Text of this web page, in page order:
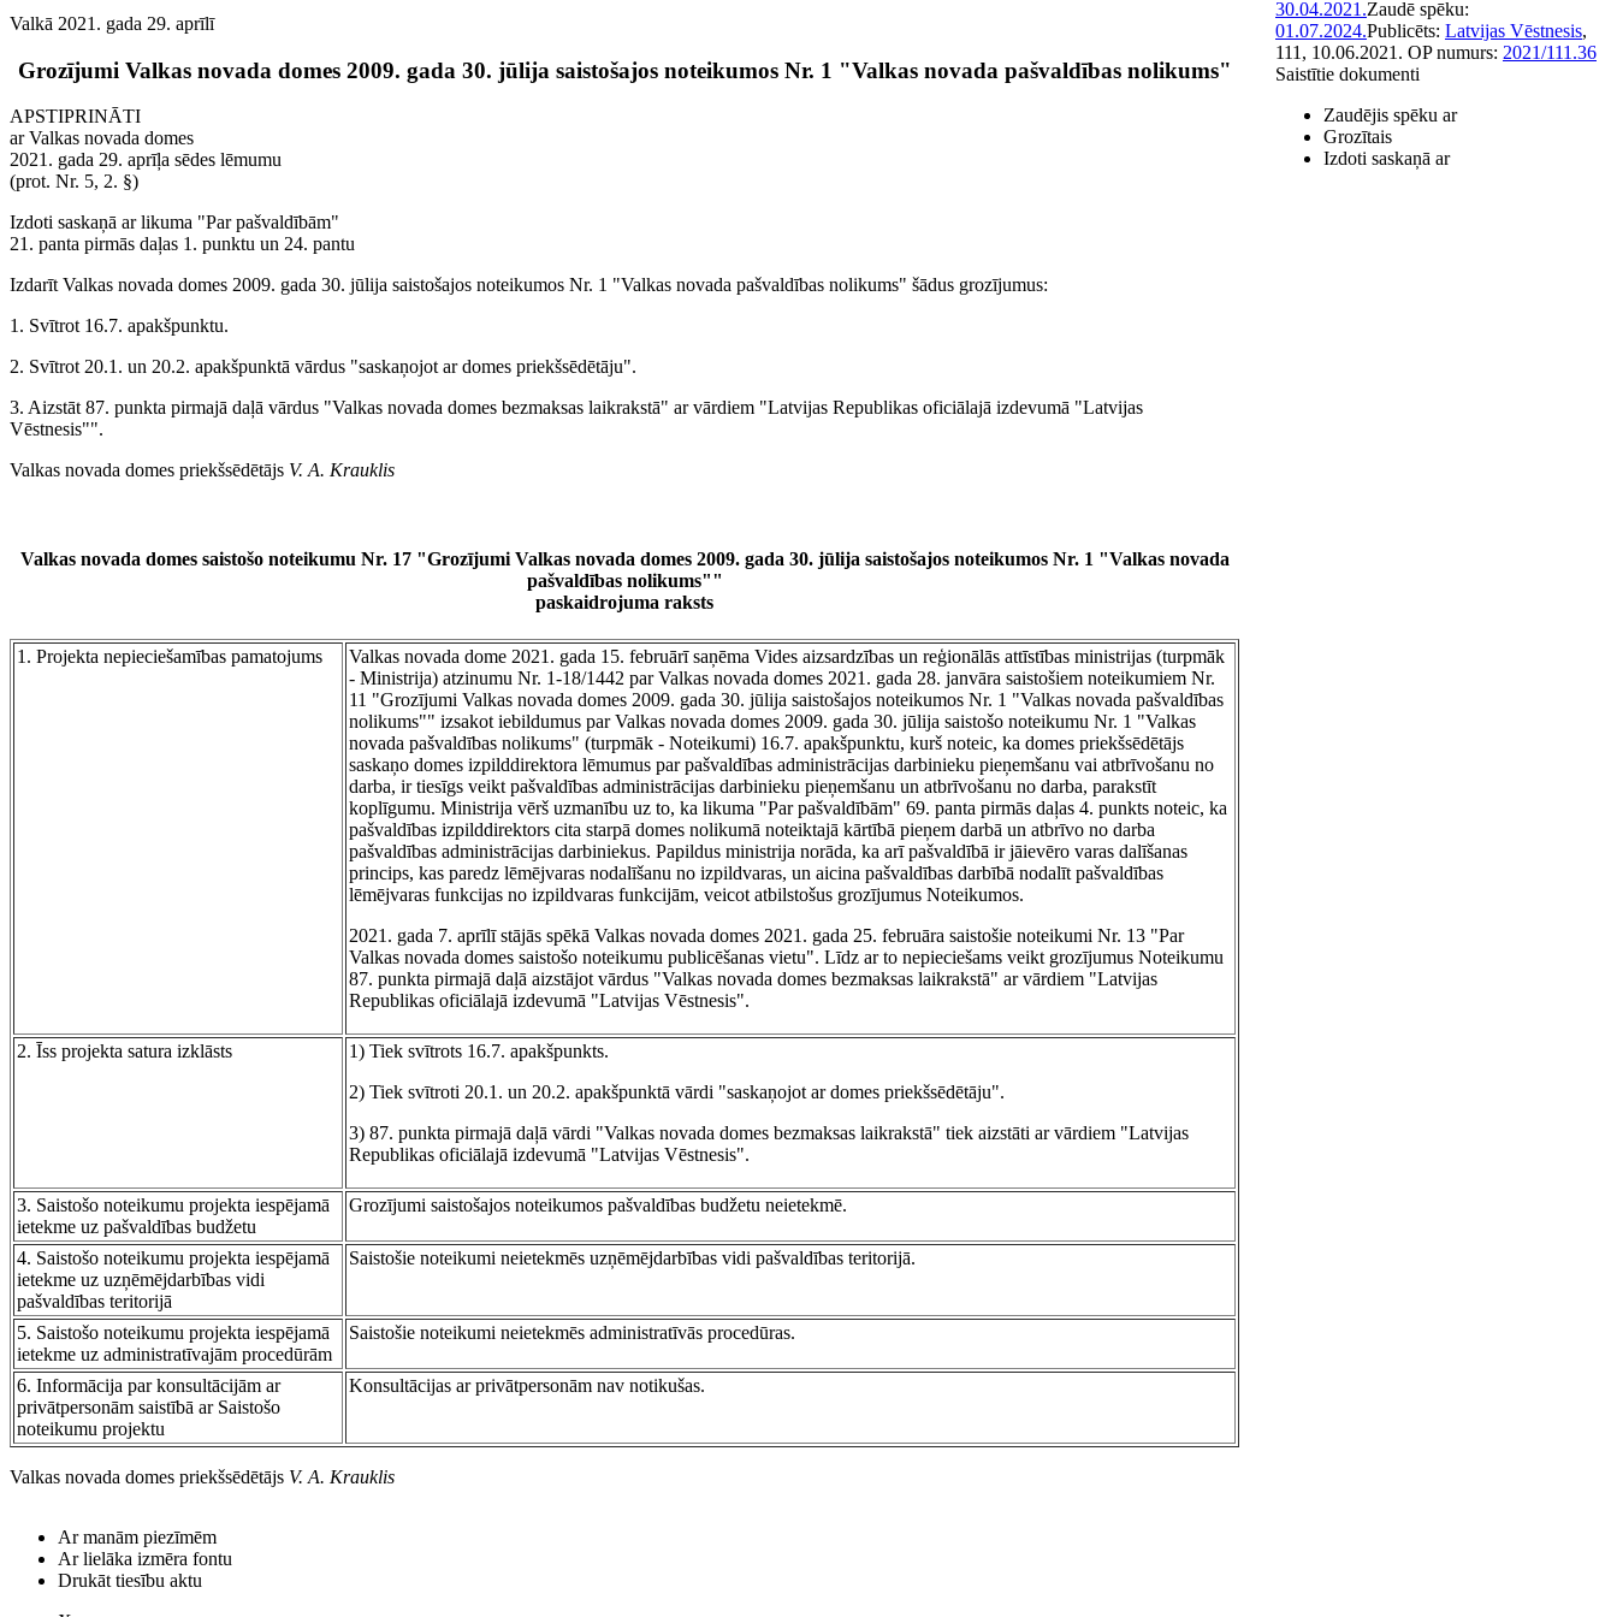
Valkā 2021. gada 29. aprīlī
Grozījumi Valkas novada domes 2009. gada 30. jūlija saistošajos noteikumos Nr. 1 "Valkas novada pašvaldības nolikums"
APSTIPRINĀTI
ar Valkas novada domes
2021. gada 29. aprīļa sēdes lēmumu
(prot. Nr. 5, 2. §)
Izdoti saskaņā ar likuma "Par pašvaldībām"
21. panta pirmās daļas 1. punktu un 24. pantu
Izdarīt Valkas novada domes 2009. gada 30. jūlija saistošajos noteikumos Nr. 1 "Valkas novada pašvaldības nolikums" šādus grozījumus:
1. Svītrot 16.7. apakšpunktu.
2. Svītrot 20.1. un 20.2. apakšpunktā vārdus "saskaņojot ar domes priekšsēdētāju".
3. Aizstāt 87. punkta pirmajā daļā vārdus "Valkas novada domes bezmaksas laikrakstā" ar vārdiem "Latvijas Republikas oficiālajā izdevumā "Latvijas
Vēstnesis"".
Valkas novada domes priekšsēdētājs V. A. Krauklis
Valkas novada domes saistošo noteikumu Nr. 17 "Grozījumi Valkas novada domes 2009. gada 30. jūlija saistošajos noteikumos Nr. 1 "Valkas novada
pašvaldības nolikums""
paskaidrojuma raksts
1. Projekta nepieciešamības pamatojums
Valkas novada dome 2021. gada 15. februārī saņēma Vides aizsardzības un reģionālās attīstības ministrijas (turpmāk
- Ministrija) atzinumu Nr. 1-18/1442 par Valkas novada domes 2021. gada 28. janvāra saistošiem noteikumiem Nr.
11 "Grozījumi Valkas novada domes 2009. gada 30. jūlija saistošajos noteikumos Nr. 1 "Valkas novada pašvaldības
nolikums"" izsakot iebildumus par Valkas novada domes 2009. gada 30. jūlija saistošo noteikumu Nr. 1 "Valkas
novada pašvaldības nolikums" (turpmāk - Noteikumi) 16.7. apakšpunktu, kurš noteic, ka domes priekšsēdētājs
saskaņo domes izpilddirektora lēmumus par pašvaldības administrācijas darbinieku pieņemšanu vai atbrīvošanu no
darba, ir tiesīgs veikt pašvaldības administrācijas darbinieku pieņemšanu un atbrīvošanu no darba, parakstīt
koplīgumu. Ministrija vērš uzmanību uz to, ka likuma "Par pašvaldībām" 69. panta pirmās daļas 4. punkts noteic, ka
pašvaldības izpilddirektors cita starpā domes nolikumā noteiktajā kārtībā pieņem darbā un atbrīvo no darba
pašvaldības administrācijas darbiniekus. Papildus ministrija norāda, ka arī pašvaldībā ir jāievēro varas dalīšanas
princips, kas paredz lēmējvaras nodalīšanu no izpildvaras, un aicina pašvaldības darbībā nodalīt pašvaldības
lēmējvaras funkcijas no izpildvaras funkcijām, veicot atbilstošus grozījumus Noteikumos.
2021. gada 7. aprīlī stājās spēkā Valkas novada domes 2021. gada 25. februāra saistošie noteikumi Nr. 13 "Par
Valkas novada domes saistošo noteikumu publicēšanas vietu". Līdz ar to nepieciešams veikt grozījumus Noteikumu
87. punkta pirmajā daļā aizstājot vārdus "Valkas novada domes bezmaksas laikrakstā" ar vārdiem "Latvijas
Republikas oficiālajā izdevumā "Latvijas Vēstnesis".
2. Īss projekta satura izklāsts
1) Tiek svītrots 16.7. apakšpunkts.
2) Tiek svītroti 20.1. un 20.2. apakšpunktā vārdi "saskaņojot ar domes priekšsēdētāju".
3) 87. punkta pirmajā daļā vārdi "Valkas novada domes bezmaksas laikrakstā" tiek aizstāti ar vārdiem "Latvijas
Republikas oficiālajā izdevumā "Latvijas Vēstnesis".
3. Saistošo noteikumu projekta iespējamā
ietekme uz pašvaldības budžetu
Grozījumi saistošajos noteikumos pašvaldības budžetu neietekmē.
4. Saistošo noteikumu projekta iespējamā
ietekme uz uzņēmējdarbības vidi
pašvaldības teritorijā
Saistošie noteikumi neietekmēs uzņēmējdarbības vidi pašvaldības teritorijā.
5. Saistošo noteikumu projekta iespējamā
ietekme uz administratīvajām procedūrām
Saistošie noteikumi neietekmēs administratīvās procedūras.
6. Informācija par konsultācijām ar
privātpersonām saistībā ar Saistošo
noteikumu projektu
Konsultācijas ar privātpersonām nav notikušas.
Valkas novada domes priekšsēdētājs V. A. Krauklis
30.04.2021.Zaudē spēku:
01.07.2024.Publicēts: Latvijas Vēstnesis,
111, 10.06.2021. OP numurs: 2021/111.36
Saistītie dokumenti
Zaudējis spēku ar
Grozītais
Izdoti saskaņā ar
Ar manām piezīmēm
Ar lielāka izmēra fontu
Drukāt tiesību aktu